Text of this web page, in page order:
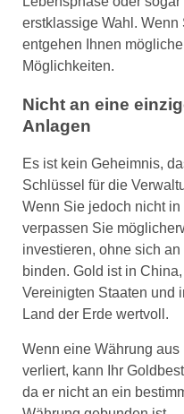
erstklassige Wahl.
entgehen Ihnen
Möglichkeiten.
Nicht an eine
Anlagen
Es ist kein Geheimnis,
Schlüssel für die
Wenn Sie jedoch nicht
verpassen Sie
investieren, ohne sich
binden. Gold ist in
Vereinigten Staaten und
Land der Erde wertvoll.
Wenn eine Währung
verliert, kann Ihr
da er nicht an ein